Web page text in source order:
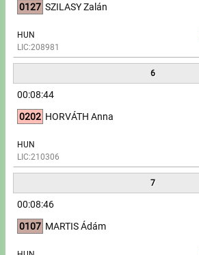
0127 SZILASY Zalán
HUN
LIC:208981
6
00:08:44
0202 HORVÁTH Anna
HUN
LIC:210306
7
00:08:46
0107 MARTIS Ádám